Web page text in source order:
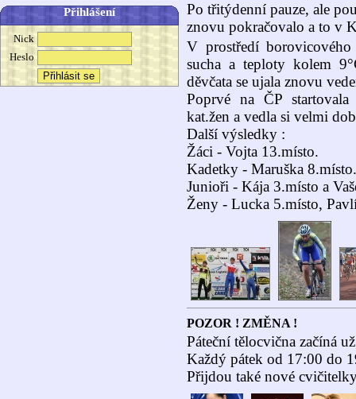
Přihlášení
Nick
Heslo
Po třitýdenní pauze, ale
znovu pokračovalo a to v
V prostředí
sucha a teploty kolem
děvčata se ujala znovu
Poprvé na ČP
kat.žen a vedla si velmi
Další výsledky :
Žáci - Vojta 13.místo.
Kadetky - Maruška 8.místo.
Junioři - Kája 3.místo a
Ženy - Lucka 5.místo,
POZOR ! ZMĚNA !
Páteční tělocvična začíná
Každý pátek od 17:00 do
Přijdou také nové